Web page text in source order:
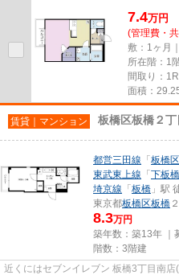
7.4万円
(管理費・
敷：1ヶ月
所在階：1
間取り：1R
面積：
賃貸｜マンション 板橋区板橋２
都営三田線 「 板橋
東武東上線 「 下板橋
埼京線 「 板橋 」駅
東京都板橋区板橋
8.3万円
築年数：築13年 ｜
階数：3階建
近くにはセブンイレブン 板橋3丁目南